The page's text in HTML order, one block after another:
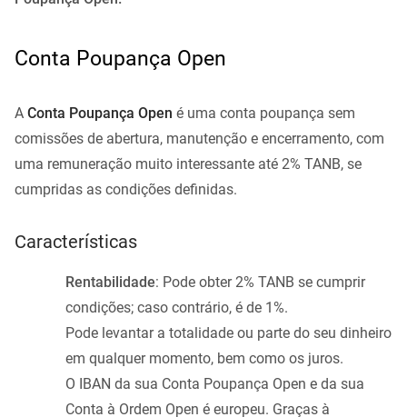
Conta Poupança Open
A Conta Poupança Open é uma conta poupança sem
comissões de abertura, manutenção e encerramento, com
uma remuneração muito interessante até 2% TANB, se
cumpridas as condições definidas.
Características
Rentabilidade: Pode obter 2% TANB se cumprir
condições; caso contrário, é de 1%.
Pode levantar a totalidade ou parte do seu dinheiro
em qualquer momento, bem como os juros.
O IBAN da sua Conta Poupança Open e da sua
Conta à Ordem Open é europeu. Graças à